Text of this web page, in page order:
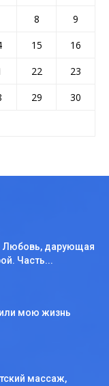
8
9
15
16
22
23
29
30
Любовь, дарующая
Часть...
мою жизнь
массаж,